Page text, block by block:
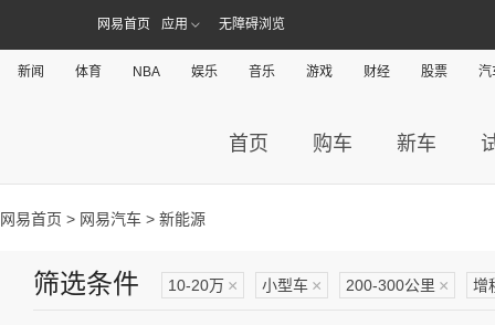
网易首页 应用 无障碍浏览
新闻 体育 NBA 娱乐 音乐 游戏 财经 股票 汽
首页 购车 新车
网易首页 > 网易汽车 > 新能源
筛选条件 10-20万 × 小型车 × 200-300公里 × 增